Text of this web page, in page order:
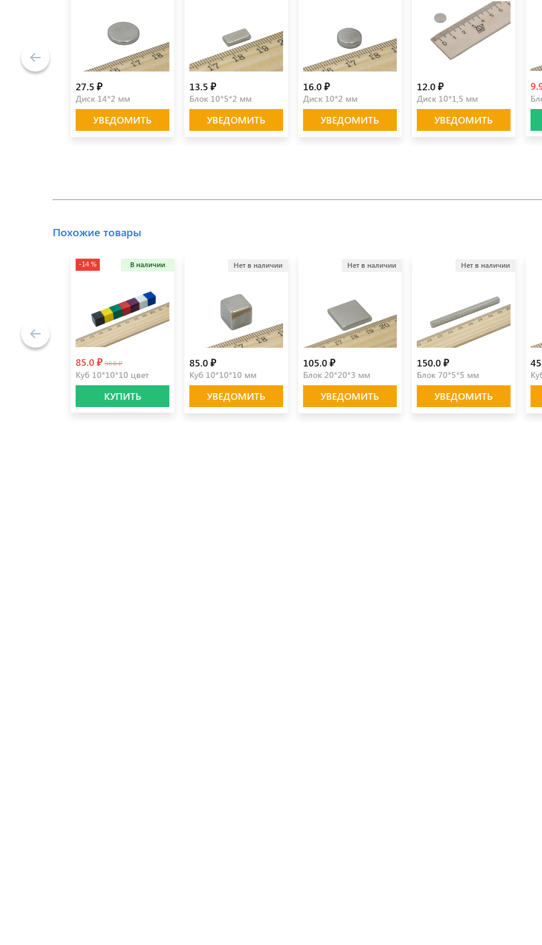
27.5 ₽
Диск 14*2 мм
УВЕДОМИТЬ
13.5 ₽
Блок 10*5*2 мм
УВЕДОМИТЬ
16.0 ₽
Диск 10*2 мм
УВЕДОМИТЬ
12.0 ₽
Диск 10*1,5 мм
УВЕДОМИТЬ
Похожие товары
-14 % В наличии
85.0 ₽ 98.8 ₽
Куб 10*10*10 цвет
КУПИТЬ
Нет в наличии
85.0 ₽
Куб 10*10*10 мм
УВЕДОМИТЬ
Нет в наличии
105.0 ₽
Блок 20*20*3 мм
УВЕДОМИТЬ
Нет в наличии
150.0 ₽
Блок 70*5*5 мм
УВЕДОМИТЬ